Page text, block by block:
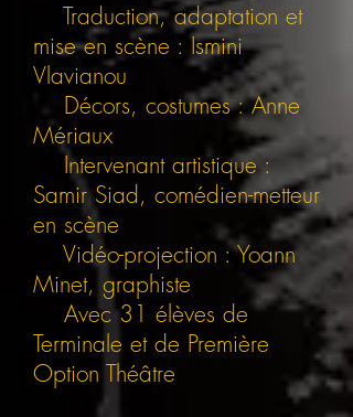
Traduction, adaptation et
mise en scène : Ismini
Vlavianou
Décors, costumes : Anne
Mériaux
Intervenant artistique :
Samir Siad, comédien-metteur
en scène
Vidéo-projection : Yoann
Minet, graphiste
Avec 31 élèves de
Terminale et de Première
Option Théâtre